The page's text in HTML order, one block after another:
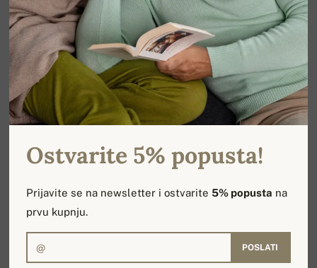
Ostvarite 5% popusta!
Prijavite se na newsletter i ostvarite5% popusta na
prvu kupnju.
POSLATI